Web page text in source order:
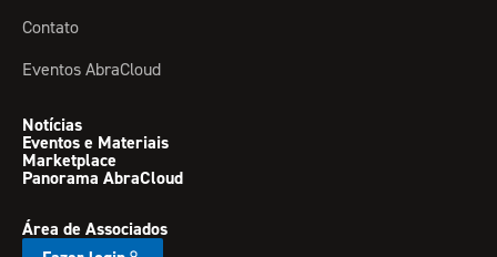
Contato
Eventos AbraCloud
Notícias
Eventos e Materiais
Marketplace
Panorama AbraCloud
Área de Associados